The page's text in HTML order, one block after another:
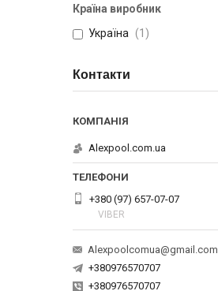
Країна виробник
Україна
1
Контакти
Alexpool.com.ua
+380 (97) 657-07-07
VIBER
Alexpoolcomua@gmail.com
+380976570707
+380976570707